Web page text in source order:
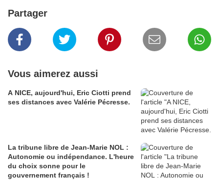
Partager
Vous aimerez aussi
A NICE, aujourd'hui, Eric Ciotti prend
ses distances avec Valérie Pécresse.
La tribune libre de Jean-Marie NOL :
Autonomie ou indépendance. L'heure
du choix sonne pour le
gouvernement français !